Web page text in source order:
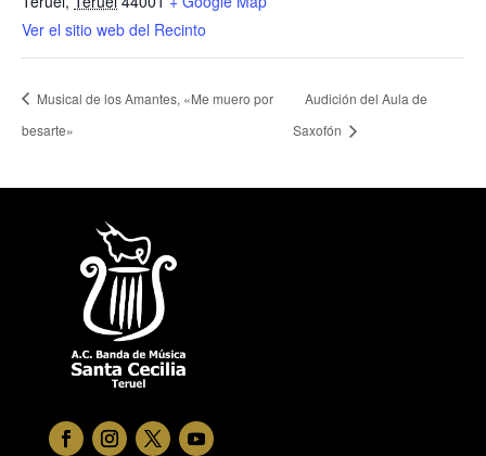
Ver el sitio web del Recinto
Musical de los Amantes, «Me muero por
besarte»
Audición del Aula de
Saxofón